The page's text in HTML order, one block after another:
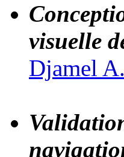
visuelle
Djamel